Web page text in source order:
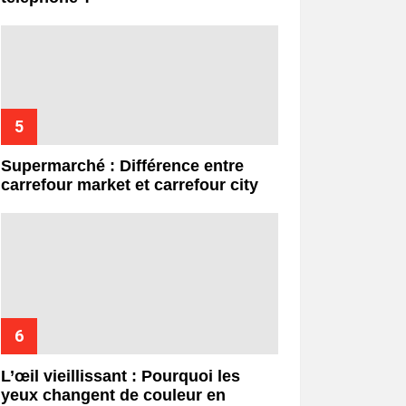
Supermarché : Différence entre
carrefour market et carrefour city
L’œil vieillissant : Pourquoi les
yeux changent de couleur en